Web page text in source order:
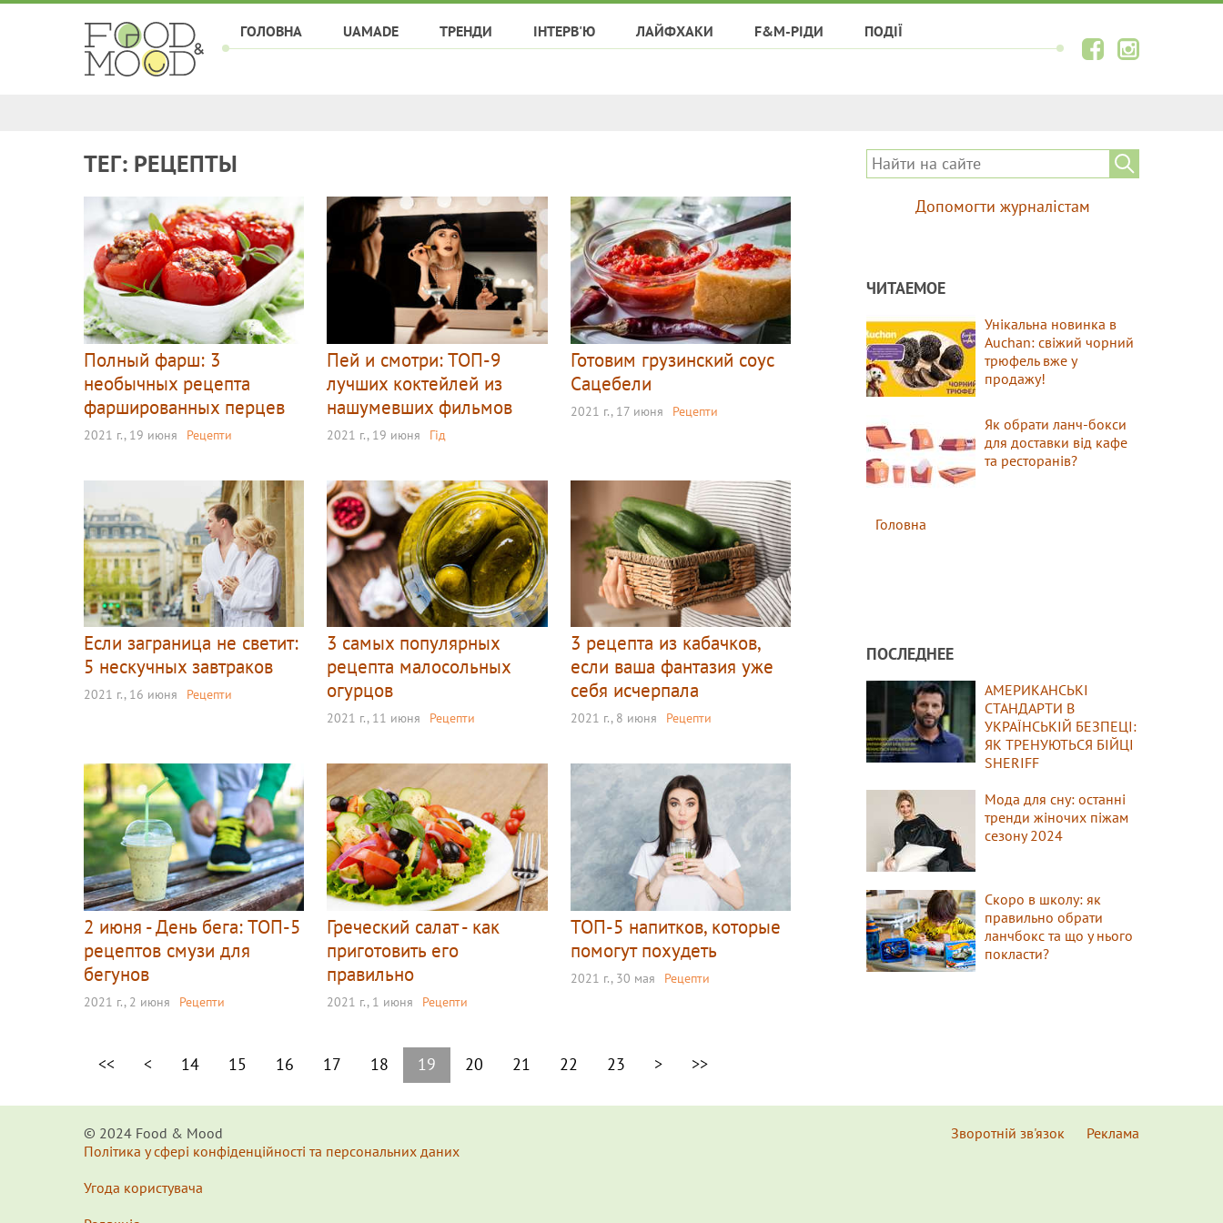
ГОЛОВНА UAMADE ТРЕНДИ ІНТЕРВ'Ю ЛАЙФХАКИ F&M-РІДИ ПОДІЇ
ТЕГ: РЕЦЕПТЫ
Полный фарш: 3
необычных рецепта
фаршированных перцев
2021 г., 19 июня Рецепти
Пей и смотри: ТОП-9
лучших коктейлей из
нашумевших фильмов
2021 г., 19 июня Гід
Готовим грузинский соус
Сацебели
2021 г., 17 июня Рецепти
Если заграница не светит:
5 нескучных завтраков
2021 г., 16 июня Рецепти
3 самых популярных
рецепта малосольных
огурцов
2021 г., 11 июня Рецепти
3 рецепта из кабачков,
если ваша фантазия уже
себя исчерпала
2021 г., 8 июня Рецепти
2 июня - День бега: ТОП-5
рецептов смузи для
бегунов
2021 г., 2 июня Рецепти
Греческий салат - как
приготовить его
правильно
2021 г., 1 июня Рецепти
ТОП-5 напитков, которые
помогут похудеть
2021 г., 30 мая Рецепти
<< < 14 15 16 17 18 19 20 21 22 23 > >>
Допомогти журналістам
ЧИТАЕМОЕ
Унікальна новинка в
Auchan: свіжий чорний
трюфель вже у
продажу!
Як обрати ланч-бокси
для доставки від кафе
та ресторанів?
Головна
ПОСЛЕДНЕЕ
АМЕРИКАНСЬКІ
СТАНДАРТИ В
УКРАЇНСЬКІЙ БЕЗПЕЦІ:
ЯК ТРЕНУЮТЬСЯ БІЙЦІ
SHERIFF
Мода для сну: останні
тренди жіночих піжам
сезону 2024
Скоро в школу: як
правильно обрати
ланчбокс та що у нього
покласти?
© 2024 Food & Мood
Політика у сфері конфіденційності та персональних даних
Угода користувача
Зворотній зв'язок Реклама